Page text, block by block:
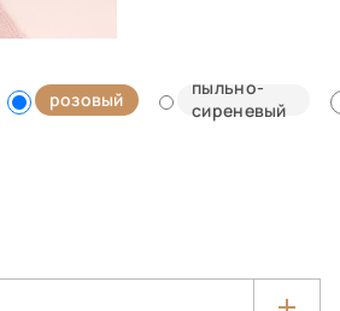
розовый
пыльно-
сиреневый